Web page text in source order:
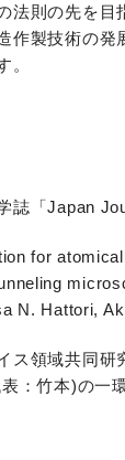
法則の先を
作製技術の
。
誌「Japan
for
N. Hattori,
ス領域共同
：竹本)の一